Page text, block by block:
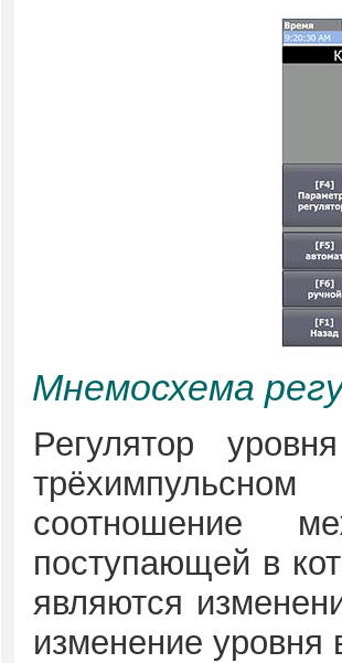
Мнемосхема
Регулятор
соотношение
поступающей в
являются
изменение уровня